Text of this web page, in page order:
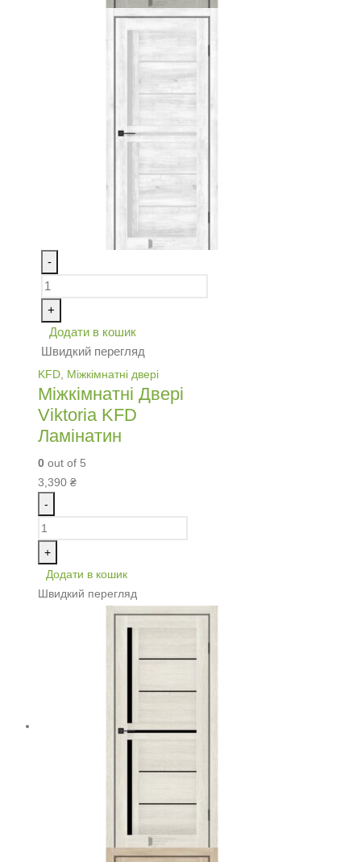
-
+
Додати в кошик
Швидкий перегляд
KFD Міжкімнатні двері
Міжкімнатні Двері
Viktoria KFD
Ламінатин
0 out of 5
3,390 ₴
-
+
Додати в кошик
Швидкий перегляд